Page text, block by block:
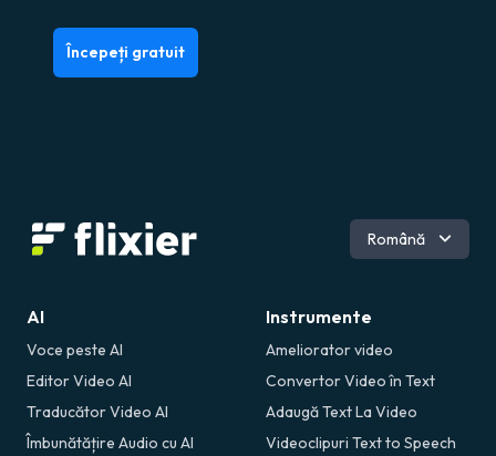
Începeți gratuit
Engleză
Spaniolă
Română
AI
Voce peste AI
Editor Video AI
Traducător Video AI
Îmbunătățire Audio cu AI
Instrumente
Ameliorator video
Convertor Video în Text
Adaugă Text La Video
Videoclipuri Text to Speech